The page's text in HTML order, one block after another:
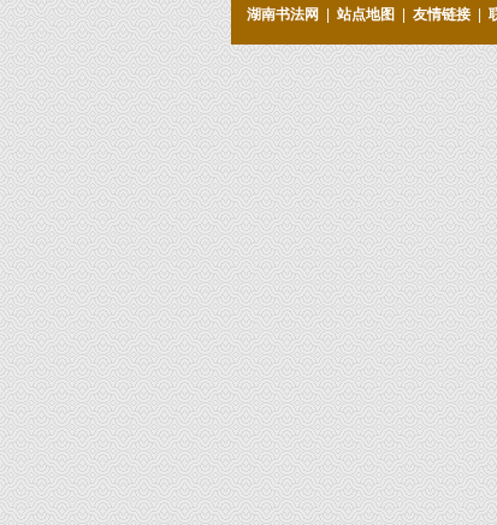
湖南书法网 站点地图 友情链接